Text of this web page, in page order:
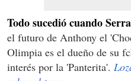
Todo sucedió cuando
el futuro de Anthony el
Olimpia es el dueño de su
interés por la 'Panterita'.